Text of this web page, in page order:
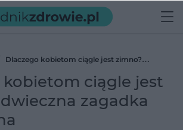
Dlaczego kobietom ciągle jest zimno?
kobietom ciągle jest
zagadka